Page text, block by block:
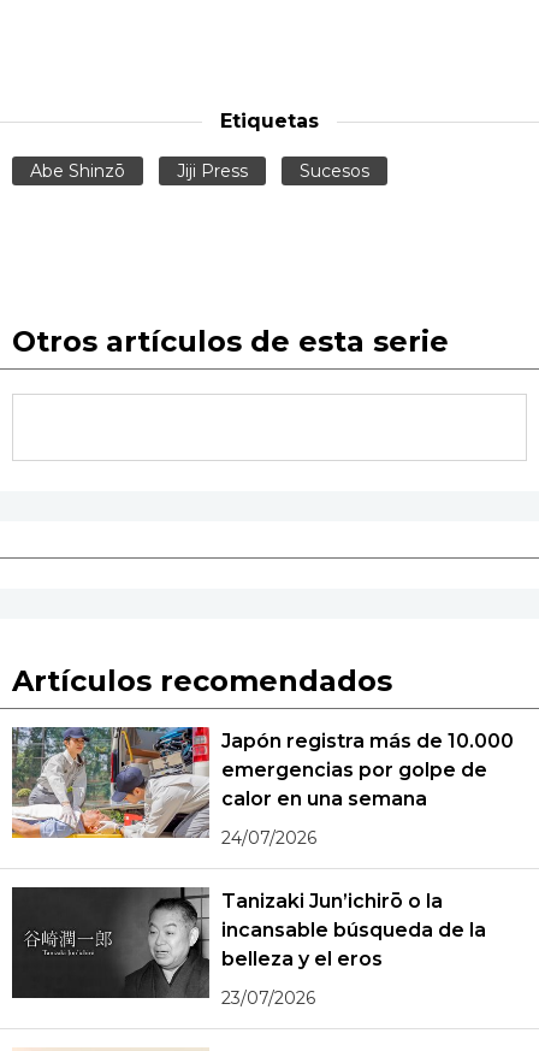
Etiquetas
Abe Shinzō Jiji Press Sucesos
Otros artículos de esta serie
Artículos recomendados
Japón registra más de 10.000
emergencias por golpe de
calor en una semana
24/07/2026
Tanizaki Jun’ichirō o la
incansable búsqueda de la
belleza y el eros
23/07/2026